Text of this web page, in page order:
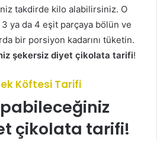
takdirde kilo alabilirsiniz. O
3 ya da 4 eşit parçaya bölün ve
bir porsiyon kadarını tüketin.
şekersiz diyet çikolata tarifi!
Köftesi Tarifi
çikolata tarifi!